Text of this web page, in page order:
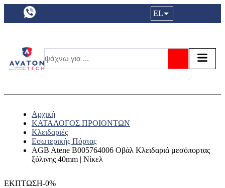
a11y.languageSelection:
EL
Αρχική
ΚΑΤΑΛΟΓΟΣ ΠΡΟΙΟΝΤΩΝ
Κλειδαριές
Εσωτερικής Πόρτας
AGB Atene B005764006 Οβάλ Κλειδαριά μεσόπορτας
ξύλινης 40mm | Νίκελ
ΕΚΠΤΩΣΗ-0%